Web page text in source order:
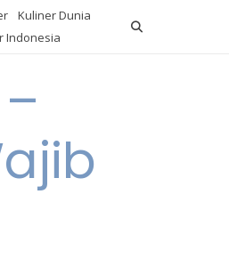
Kuliner Dunia
Indonesia